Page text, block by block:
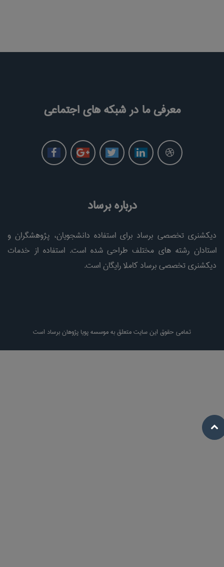
معرفی ما در شبکه های اجتماعی
درباره برساد
دیکشنری تخصصی برساد برای استفاده دانشجویان، پژوهشگران و
استادان رشته های مختلف طراحی شده است. استفاده از خدمات
دیکشنری تخصصی برساد کاملا رایگان است.
تمامی حقوق این سایت متعلق به موسسه پویا پژوهان برساد است